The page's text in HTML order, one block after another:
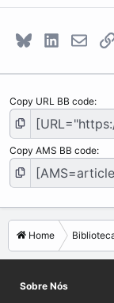
Bluesky LinkedIn
E-
Copy URL BB code
Copy AMS BB code
Home
Sobre Nós